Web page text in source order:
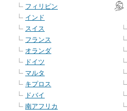
フィリピン
インド
スイス
フランス
オランダ
ドイツ
マルタ
キプロス
ドバイ
南アフリカ